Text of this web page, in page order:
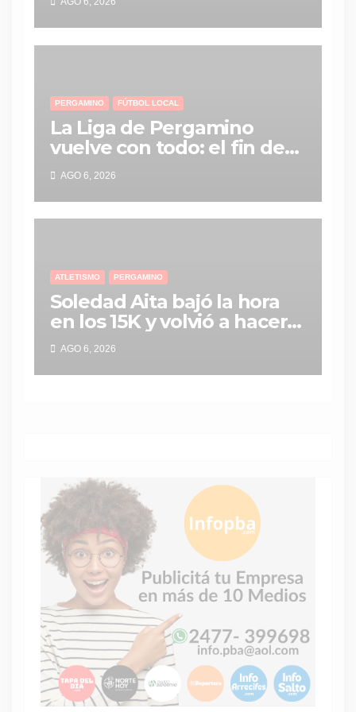
Racing y vuelve al MG-C
Pergamino
PERGAMINO FÚTBOL LOCAL
La Liga de Pergamino
vuelve con todo: el fin de
semana tendrá una
agenda repleta de partidos
AGO 6, 2026
ATLETISMO PERGAMINO
Soledad Aita bajó la hora
en los 15K y volvió a hacer
historia con un nuevo
récord personal
AGO 6, 2026